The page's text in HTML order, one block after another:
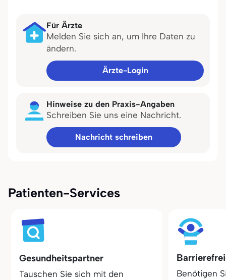
Für Ärzte
Melden Sie sich an, um Ihre Daten zu
ändern.
Ärzte-Login
Hinweise zu den Praxis-Angaben
Schreiben Sie uns eine Nachricht.
Nachricht schreiben
Patienten-Services
Gesundheitspartner
Tauschen Sie sich mit den
Benötigen